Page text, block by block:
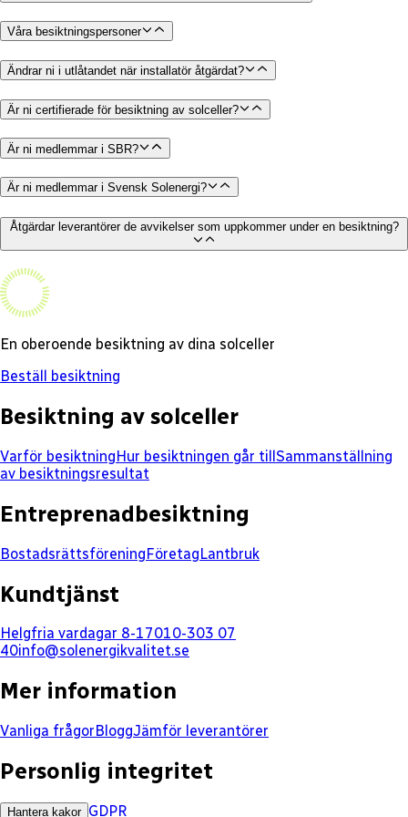
Våra besiktningspersoner
Ändrar ni i utlåtandet när installatör åtgärdat?
Är ni certifierade för besiktning av solceller?
Är ni medlemmar i SBR?
Är ni medlemmar i Svensk Solenergi?
Åtgärdar leverantörer de avvikelser som uppkommer under en besiktning?
En oberoende besiktning av dina solceller
Beställ besiktning
Besiktning av solceller
Varför besiktningHur besiktningen går tillSammanställning
av besiktningsresultat
Entreprenadbesiktning
BostadsrättsföreningFöretagLantbruk
Kundtjänst
Helgfria vardagar 8-17010-303 07
40info@solenergikvalitet.se
Mer information
Vanliga frågor BloggJämför leverantörer
Personlig integritet
Hantera kakor GDPR